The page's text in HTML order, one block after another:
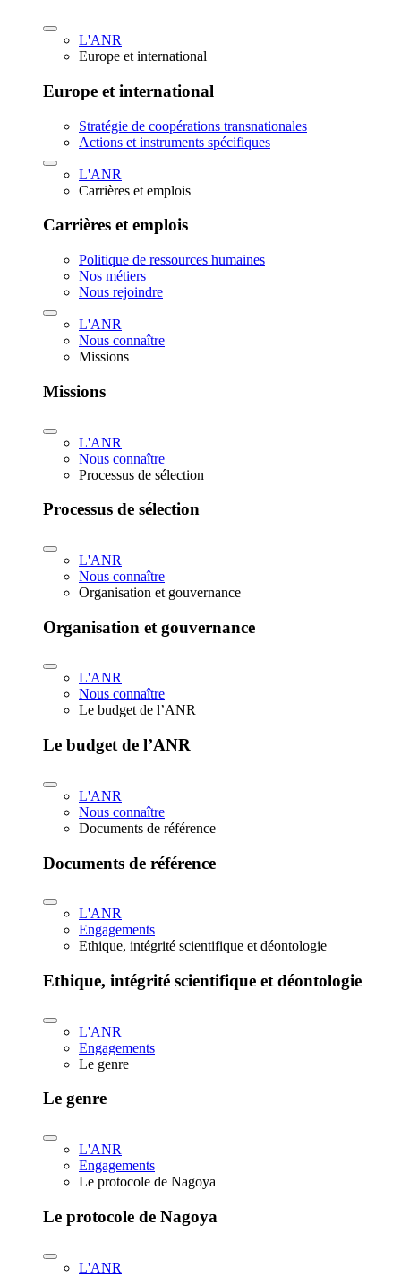
L'ANR
Europe et international
Europe et international
Stratégie de coopérations transnationales
Actions et instruments spécifiques
L'ANR
Carrières et emplois
Carrières et emplois
Politique de ressources humaines
Nos métiers
Nous rejoindre
L'ANR
Nous connaître
Missions
Missions
L'ANR
Nous connaître
Processus de sélection
Processus de sélection
L'ANR
Nous connaître
Organisation et gouvernance
Organisation et gouvernance
L'ANR
Nous connaître
Le budget de l’ANR
Le budget de l’ANR
L'ANR
Nous connaître
Documents de référence
Documents de référence
L'ANR
Engagements
Ethique, intégrité scientifique et déontologie
Ethique, intégrité scientifique et déontologie
L'ANR
Engagements
Le genre
Le genre
L'ANR
Engagements
Le protocole de Nagoya
Le protocole de Nagoya
L'ANR